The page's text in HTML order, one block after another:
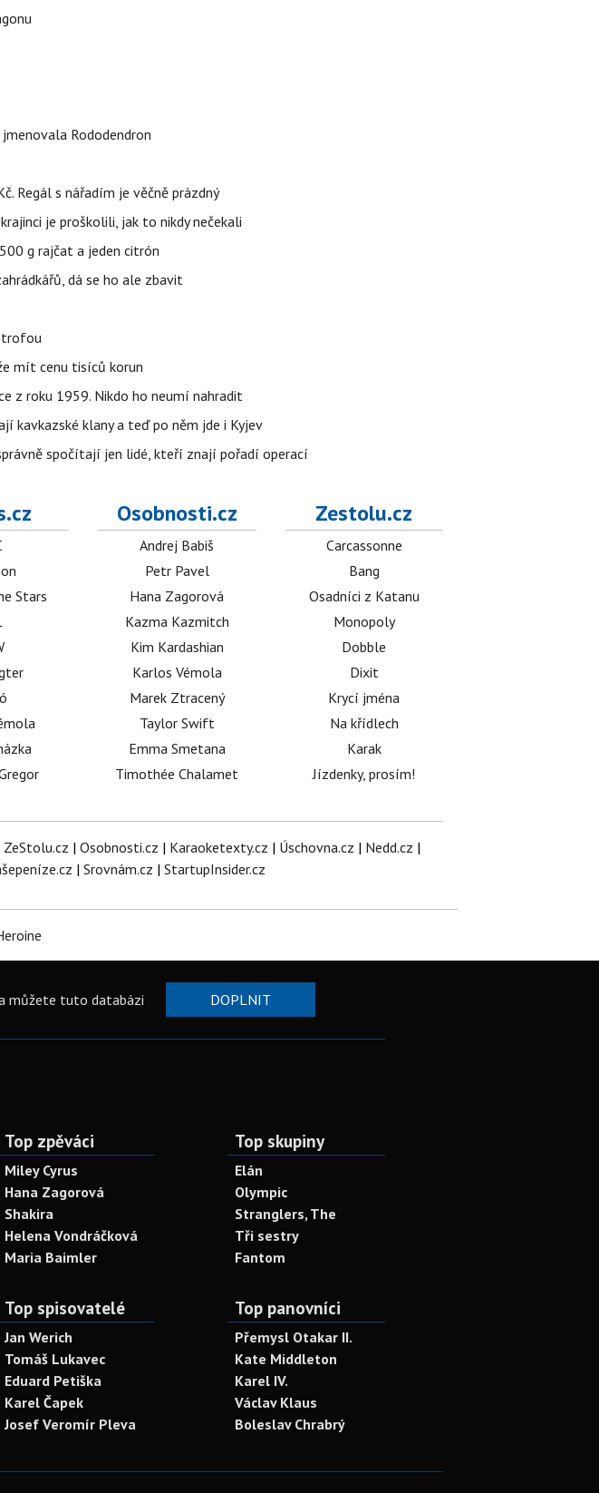
Rododendron
Regál s nářadím je věčně prázdný
je proškolili, jak to nikdy nečekali
g rajčat a jeden citrón
dá se ho ale zbavit
mít cenu tisíců korun
z roku 1959. Nikdo ho neumí nahradit
kavkazské klany a teď po něm jde i Kyjev
spočítají jen lidé, kteří znají pořadí operací
Stars
Osobnosti.cz
Andrej Babiš
Petr Pavel
Hana Zagorová
Kazma Kazmitch
Kim Kardashian
Karlos Vémola
Marek Ztracený
Taylor Swift
Emma Smetana
Timothée Chalamet
Zestolu.cz
Carcassonne
Bang
Osadníci z Katanu
Monopoly
Dobble
Dixit
Krycí jména
Na křídlech
Karak
Jízdenky, prosím!
ZeStolu.cz | Osobnosti.cz | Karaoketexty.cz | Úschovna.cz | Nedd.cz |
| Srovnám.cz | StartupInsider.cz
můžete tuto databázi DOPLNIT
Top zpěváci
Miley Cyrus
Hana Zagorová
Shakira
Helena Vondráčková
Maria Baimler
Top skupiny
Elán
Olympic
Stranglers, The
Tři sestry
Fantom
Top spisovatelé
Jan Werich
Tomáš Lukavec
Eduard Petiška
Karel Čapek
Josef Veromír Pleva
Top panovníci
Přemysl Otakar II.
Kate Middleton
Karel IV.
Václav Klaus
Boleslav Chrabrý